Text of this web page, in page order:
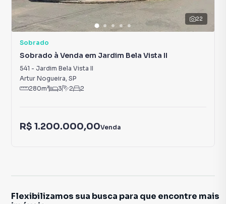
22
Sobrado
Sobrado à Venda em Jardim Bela Vista II
541 - Jardim Bela Vista II
Artur Nogueira, SP
280m² 3 2 2
R$ 1.200.000,00Venda
Flexibilizamos sua busca para que encontre mais